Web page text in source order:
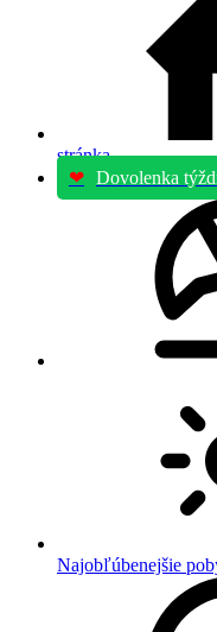
stránka
❤ Dovolenka
Najobľúbenejšie